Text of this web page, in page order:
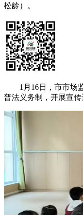
松龄）。
1月16日，市市场监
普法义务制，开展宣传